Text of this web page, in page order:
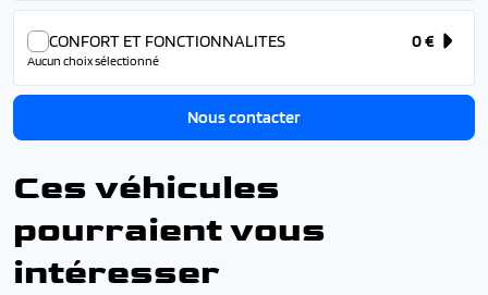
CONFORT ET FONCTIONNALITES 0 €
Aucun choix sélectionné
Nous contacter
Ces véhicules
pourraient vous
intéresser